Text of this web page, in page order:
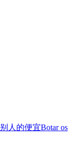
人的便宜Botar os